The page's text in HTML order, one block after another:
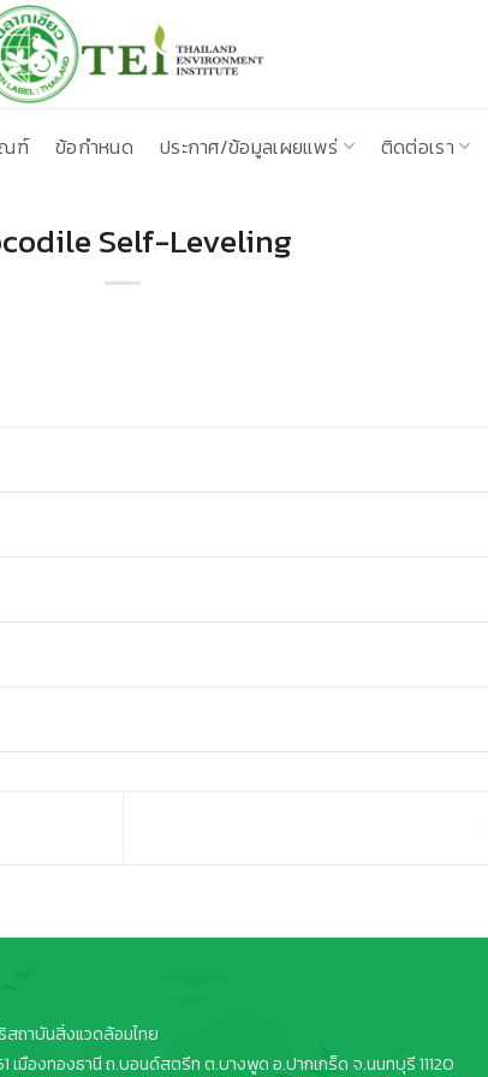
ฑ์ ข้อกำหนด ประกาศ/ข้อมูลเผยแพร่ ติดต่อเรา
Self-Leveling
สถาบันสิ่งแวดล้อมไทย
เมืองทองธานี ถ.บอนด์สตรีท ต.บางพูด อ.ปากเกร็ด จ.นนทบุรี 11120